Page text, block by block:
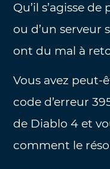
Qu’il s’agisse
ou d’un serveur
ont du mal à
Vous avez peut-
code d’erreur
de Diablo 4 et
comment le